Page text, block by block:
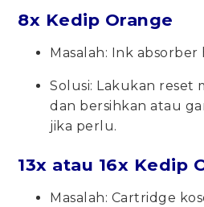
8x Kedip Orange
Masalah: Ink
Solusi: Lakukan reset
dan bersihkan atau
jika perlu.
13x atau 16x Kedip
Masalah: Cartridge